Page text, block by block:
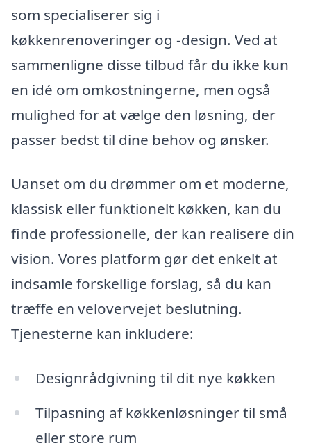
som specialiserer sig i
køkkenrenoveringer og -design. Ved at
sammenligne disse tilbud får du ikke kun
en idé om omkostningerne, men også
mulighed for at vælge den løsning, der
passer bedst til dine behov og ønsker.
Uanset om du drømmer om et moderne,
klassisk eller funktionelt køkken, kan du
finde professionelle, der kan realisere din
vision. Vores platform gør det enkelt at
indsamle forskellige forslag, så du kan
træffe en velovervejet beslutning.
Tjenesterne kan inkludere:
Designrådgivning til dit nye køkken
Tilpasning af køkkenløsninger til små
eller store rum